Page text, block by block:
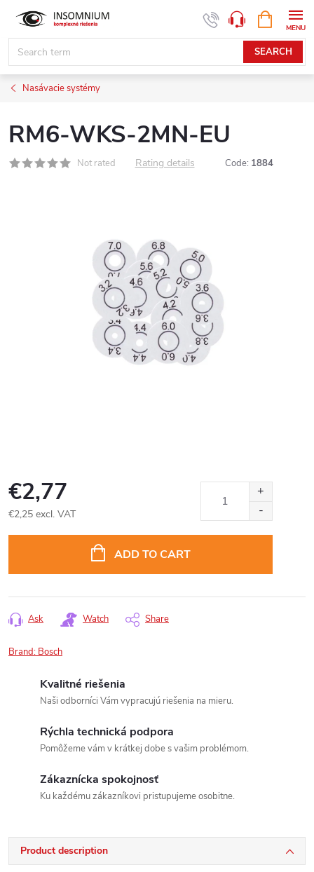
content
SEARCH
CART
Nasávacie systémy
RM6-WKS-2MN-EU
Not rated Rating details Code: 1884
€2,77
€2,25 excl. VAT
ADD TO CART
Ask Watch Share
Brand: Bosch
Kvalitné riešenia
Naši odborníci Vám vypracujú riešenia na mieru.
Rýchla technická podpora
Pomôžeme vám v krátkej dobe s vašim problémom.
Zákaznícka spokojnosť
Ku každému zákazníkovi pristupujeme osobitne.
Product description
www.insomnium.sk - Chat